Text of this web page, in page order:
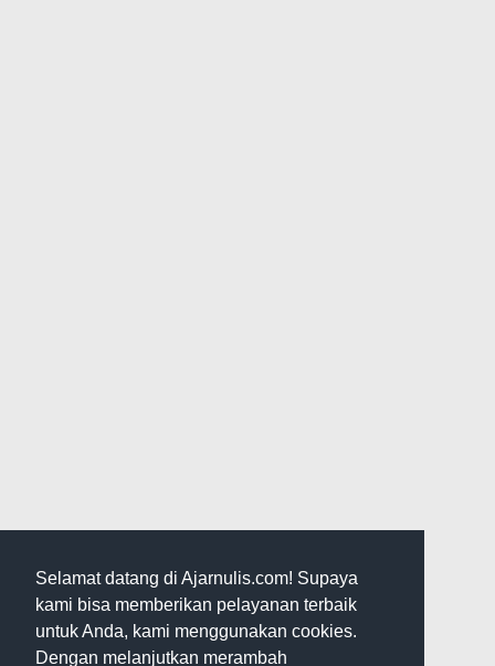
Selamat datang di Ajarnulis.com! Supaya
kami bisa memberikan pelayanan terbaik
untuk Anda, kami menggunakan cookies.
Dengan melanjutkan merambah